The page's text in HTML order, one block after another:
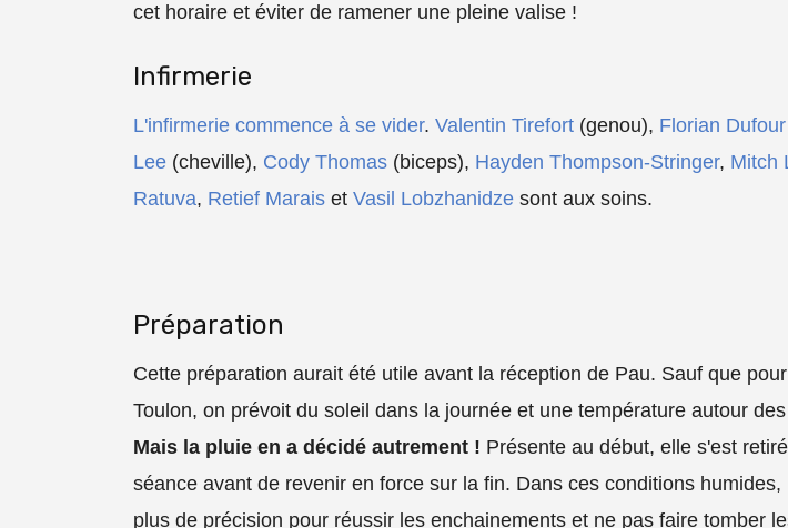
cet horaire et éviter de ramener une pleine valise !
Infirmerie
L'infirmerie commence à se vider. Valentin Tirefort (genou), Florian Dufour
Lee (cheville), Cody Thomas (biceps), Hayden Thompson-Stringer, Mitch
Ratuva, Retief Marais et Vasil Lobzhanidze sont aux soins.
Préparation
Cette préparation aurait été utile avant la réception de Pau. Sauf que
Toulon, on prévoit du soleil dans la journée et une température autour
Mais la pluie en a décidé autrement ! Présente au début, elle s'est
séance avant de revenir en force sur la fin. Dans ces conditions
plus de précision pour réussir les enchainements et ne pas faire tomber